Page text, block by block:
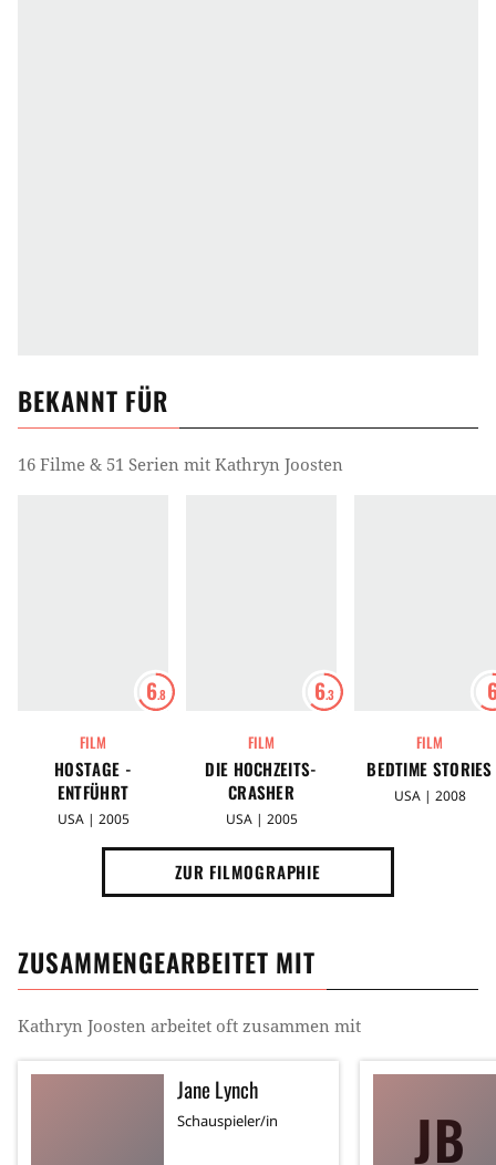
BEKANNT FÜR
16 Filme & 51 Serien mit Kathryn Joosten
6.8
FILM
HOSTAGE -
ENTFÜHRT
USA | 2005
6.3
FILM
DIE HOCHZEITS-
CRASHER
USA | 2005
FILM
BEDTIME STORIES
USA | 2008
ZUR FILMOGRAPHIE
ZUSAMMENGEARBEITET MIT
Kathryn Joosten arbeitet oft zusammen mit
Jane Lynch
Schauspieler/in JB